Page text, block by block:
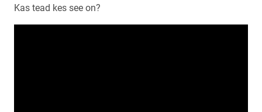
Kas tead kes see on?